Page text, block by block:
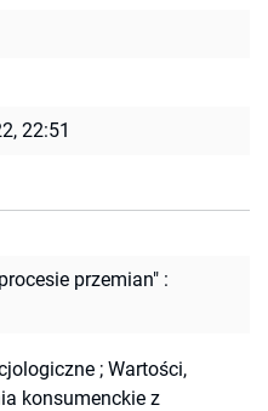
22:51
przemian" :
; Wartości,
konsumenckie z